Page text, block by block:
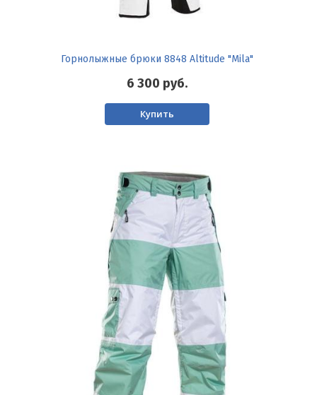
Горнолыжные брюки 8848 Altitude "Mila"
6 300 руб.
Купить